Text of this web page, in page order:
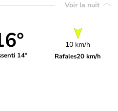
Voir la nuit
14°
10 km/h
Rafales20 km/h